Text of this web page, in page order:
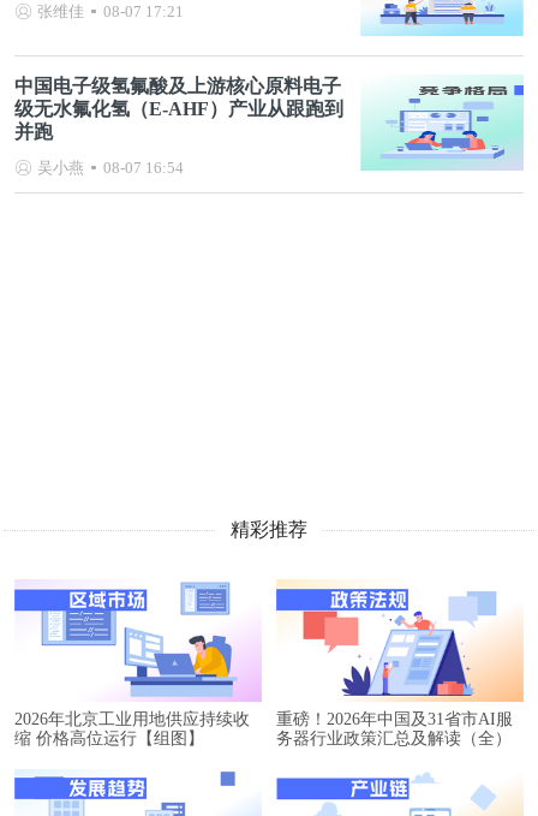
张维佳 08-07 17:21
中国电子级氢氟酸及上游核心原料电子
级无水氟化氢（E-AHF）产业从跟跑到
并跑
吴小燕 08-07 16:54
精彩推荐
2026年北京工业用地供应持续收
缩 价格高位运行【组图】
重磅！2026年中国及31省市AI服
务器行业政策汇总及解读（全）